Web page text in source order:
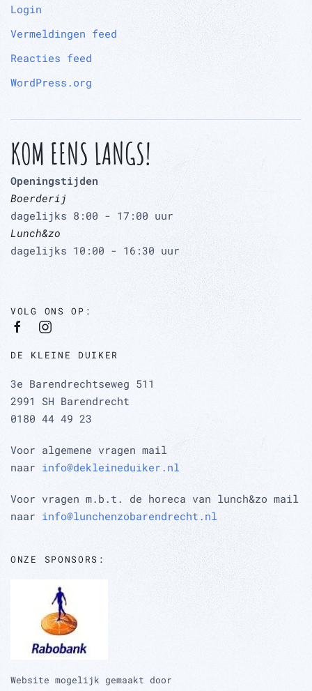
Login
Vermeldingen feed
Reacties feed
WordPress.org
KOM EENS LANGS!
Openingstijden
Boerderij
dagelijks 8:00 - 17:00 uur
Lunch&zo
dagelijks 10:00 - 16:30 uur
VOLG ONS OP:
DE KLEINE DUIKER
3e Barendrechtseweg 511
2991 SH Barendrecht
0180 44 49 23
Voor algemene vragen mail
naar info@dekleineduiker.nl
Voor vragen m.b.t. de horeca van lunch&zo mail
naar info@lunchenzobarendrecht.nl
ONZE SPONSORS:
Website mogelijk gemaakt door